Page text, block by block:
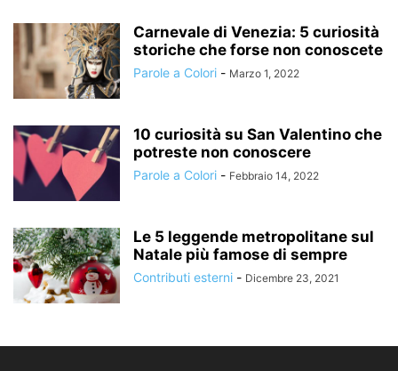
Carnevale di Venezia: 5 curiosità
storiche che forse non conoscete
Parole a Colori - Marzo 1, 2022
10 curiosità su San Valentino che
potreste non conoscere
Parole a Colori - Febbraio 14, 2022
Le 5 leggende metropolitane sul
Natale più famose di sempre
Contributi esterni - Dicembre 23, 2021